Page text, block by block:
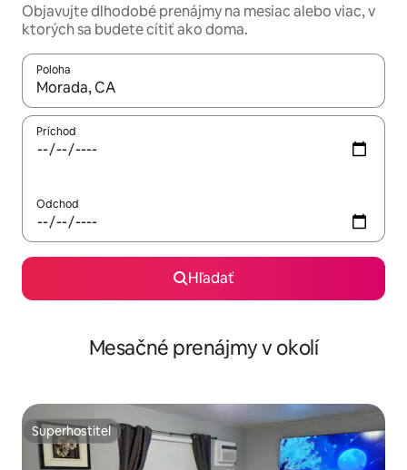
Objavujte dlhodobé prenájmy na mesiac alebo viac, v
ktorých sa budete cítiť ako doma.
Poloha
Keď budú výsledky k dispozícii, môžete si ich prechádzať
Príchod
Odchod
Hľadať
Mesačné prenájmy v okolí
Superhostiteľ
Superhostiteľ